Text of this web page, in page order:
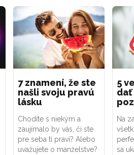
7 znamení, že ste
našli svoju pravú
lásku
Chodíte s niekým a
zaujímalo by vás, či ste
pre seba tí praví? Alebo
uvažujete o manželstve?
5
dať
Na
sa